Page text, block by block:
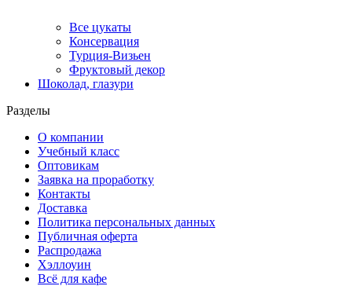
Все цукаты
Консервация
Турция-Визьен
Фруктовый декор
Шоколад, глазури
Разделы
О компании
Учебный класс
Оптовикам
Заявка на проработку
Контакты
Доставка
Политика персональных данных
Публичная оферта
Распродажа
Хэллоуин
Всё для кафе